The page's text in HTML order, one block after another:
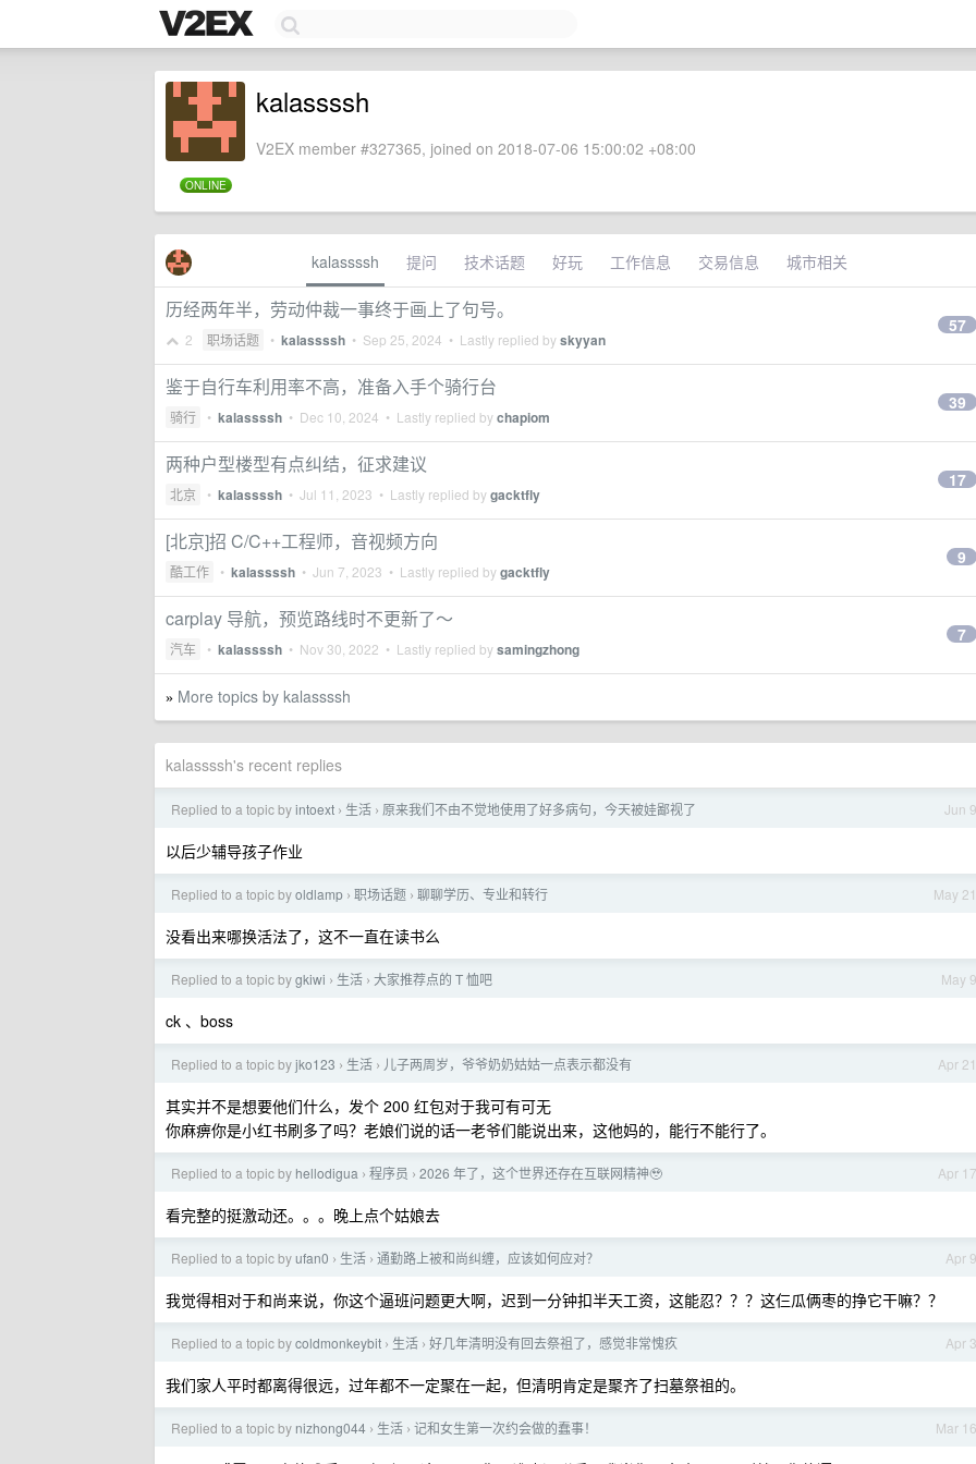
ONLINE
kalassssh
V2EX member #327365, joined on 2018-07-06 15:00:02 +08:00
kalassssh 提问 技术话题 好玩 工作信息 交易信息 城市相关
历经两年半，劳动仲裁一事终于画上了句号。
2 职场话题 • kalassssh • Sep 25, 2024 • Lastly replied byskyyan
57
鉴于自行车利用率不高，准备入手个骑行台
骑行 • kalassssh • Dec 10, 2024 • Lastly replied bychapiom
39
两种户型楼型有点纠结，征求建议
北京 • kalassssh • Jul 11, 2023 • Lastly replied bygacktfly
17
[北京]招 C/C++工程师，音视频方向
酷工作 • kalassssh • Jun 7, 2023 • Lastly replied bygacktfly
9
carplay 导航，预览路线时不更新了～
汽车 • kalassssh • Nov 30, 2022 • Lastly replied bysamingzhong
7
» More topics by kalassssh
kalassssh's recent replies
Jun 9
Replied to a topic byintoext › 生活 › 原来我们不由不觉地使用了好多病句，今天被娃鄙视了
以后少辅导孩子作业
May 21
Replied to a topic byoldlamp › 职场话题 › 聊聊学历、专业和转行
没看出来哪换活法了，这不一直在读书么
May 9
Replied to a topic bygkiwi › 生活 › 大家推荐点的 T 恤吧
ck 、boss
Apr 21
Replied to a topic byjko123 › 生活 › 儿子两周岁，爷爷奶奶姑姑一点表示都没有
其实并不是想要他们什么，发个 200 红包对于我可有可无
你麻痹你是小红书刷多了吗？老娘们说的话一老爷们能说出来，这他妈的，能行不能行了。
Apr 17
Replied to a topic by hellodigua › 程序员 › 2026 年了，这个世界还存在互联网精神🥹
看完整的挺激动还。。。晚上点个姑娘去
Apr 9
Replied to a topic byufan0 › 生活 › 通勤路上被和尚纠缠，应该如何应对？
我觉得相对于和尚来说，你这个逼班问题更大啊，迟到一分钟扣半天工资，这能忍？？？这仨瓜俩枣的挣它干嘛？？
Apr 3
Replied to a topic bycoldmonkeybit › 生活 › 好几年清明没有回去祭祖了，感觉非常愧疚
我们家人平时都离得很远，过年都不一定聚在一起，但清明肯定是聚齐了扫墓祭祖的。
Mar 16
Replied to a topic by nizhong044 › 生活 › 记和女生第一次约会做的蠢事！